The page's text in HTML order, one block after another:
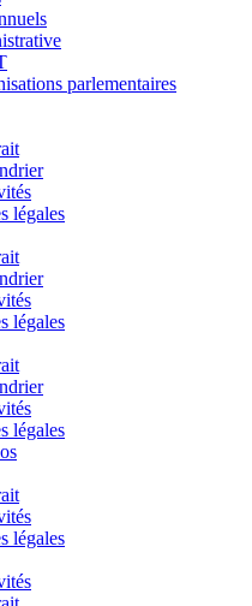
parlementaires
légales
légales
légales
légales